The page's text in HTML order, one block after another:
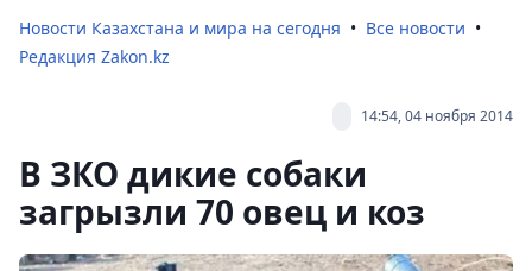
Новости Казахстана и мира на сегодня
Все новости
Редакция Zakon.kz
14:54, 04 ноября 2014
В ЗКО дикие собаки
загрызли 70 овец и коз